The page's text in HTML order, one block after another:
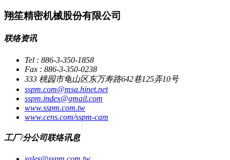
翔笙精密机械股份有限公司
联络资讯
Tel : 886-3-350-1858
Fax : 886-3-350-0238
333 桃园市龟山区东万寿路642巷125弄10号
sspm.com@msa.hinet.net
sspm.index@gmail.com
www.sspm.com.tw
www.cens.com/sspm-cam
工厂/分公司联络讯息